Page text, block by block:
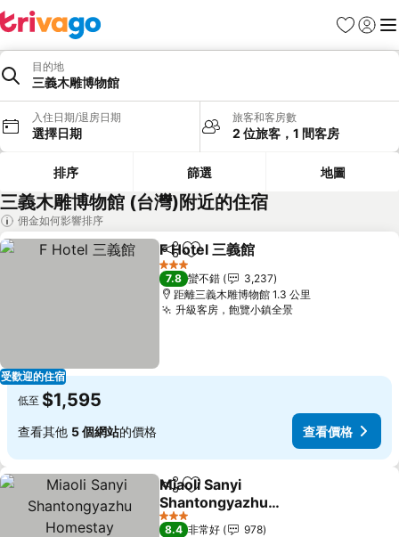
我的最愛
登入 選
目的地
三義木雕博物館
入住日期/退房日期
選擇日期
旅客和客房數
2 位旅客，1 間客房
排序 篩選 地圖
三義木雕博物館 (台灣)附近的住宿
佣金如何影響排序
受歡迎的住宿
分享 加入我的最愛
F Hotel 三義館
3 星級
7.8 蠻不錯
3,237
距離三義木雕博物館 1.3 公里
升級客房，飽覽小鎮全景查看價格
低至 $1,595
查看其他 5 個網站的價格 查看價格
分享 加入我的最愛
Miaoli Sanyi
Shantongyazhu
Homestay
查看價格
3 星級
8.4 非常好
978